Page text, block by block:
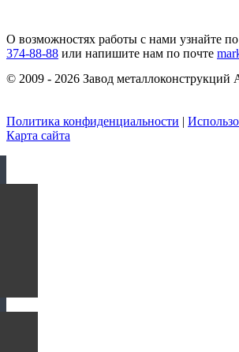
О возможностях работы с нами узнайте
374-88-88 или напишите нам по почте
© 2009 - 2026 Завод металлоконструкций
Политика конфиденциальности |
Карта сайта